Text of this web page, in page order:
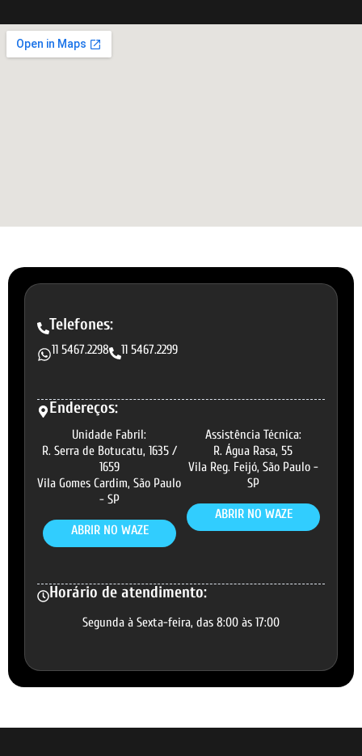
Telefones:
11 5467.2298 11 5467.2299
Endereços:
Unidade Fabril:
R. Serra de Botucatu, 1635 /
1659
Vila Gomes Cardim, São Paulo
- SP
ABRIR NO WAZE
Assistência Técnica:
R. Água Rasa, 55
Vila Reg. Feijó, São Paulo -
SP
ABRIR NO WAZE
Horário de atendimento:
Segunda à Sexta-feira, das 8:00 às 17:00